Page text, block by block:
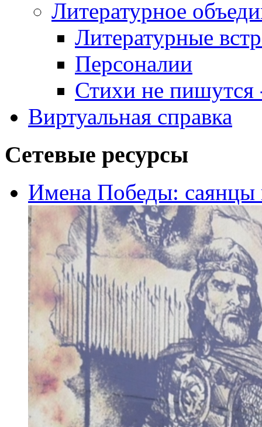
Литературное
Литературные
Персоналии
Стихи не пишутся
Виртуальная справка
Сетевые ресурсы
Имена Победы: саянцы